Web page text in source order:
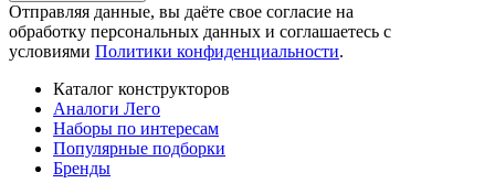
Отправляя данные, вы даёте свое согласие на
обработку персональных данных и соглашаетесь с
условиями Политики конфиденциальности.
Каталог конструкторов
Аналоги Лего
Наборы по интересам
Популярные подборки
Бренды